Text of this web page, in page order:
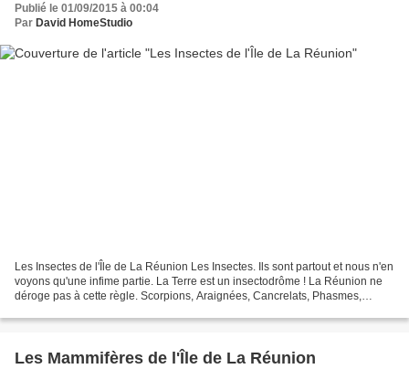
Publié le 01/09/2015 à 00:04
Par David HomeStudio
Les Insectes de l'Île de La Réunion Les Insectes. Ils sont partout et nous n'en
voyons qu'une infime partie. La Terre est un insectodrôme ! La Réunion ne
déroge pas à cette règle. Scorpions, Araignées, Cancrelats, Phasmes,
Les Mammifères de l'Île de La Réunion